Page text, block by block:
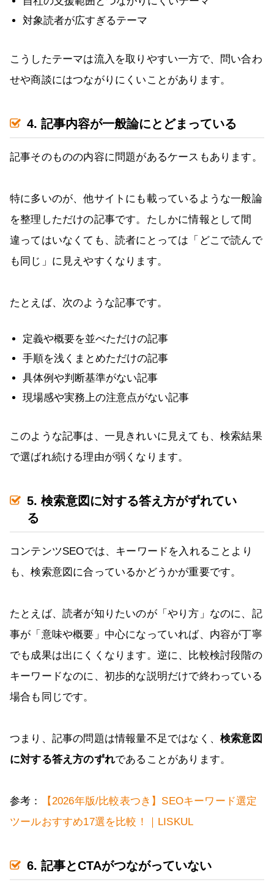
対象読者が広すぎるテーマ
こうしたテーマは流入を取りやすい一方で、問い合わ
せや商談にはつながりにくいことがあります。
4. 記事内容が一般論にとどまっている
記事そのものの内容に問題があるケースもあります。
特に多いのが、他サイトにも載っているような一般論
を整理しただけの記事です。たしかに情報として間
違ってはいなくても、読者にとっては「どこで読んで
も同じ」に見えやすくなります。
たとえば、次のような記事です。
定義や概要を並べただけの記事
手順を浅くまとめただけの記事
具体例や判断基準がない記事
現場感や実務上の注意点がない記事
このような記事は、一見きれいに見えても、検索結果
で選ばれ続ける理由が弱くなります。
5. 検索意図に対する答え方がずれてい
る
コンテンツSEOでは、キーワードを入れることより
も、検索意図に合っているかどうかが重要です。
たとえば、読者が知りたいのが「やり方」なのに、記
事が「意味や概要」中心になっていれば、内容が丁寧
でも成果は出にくくなります。逆に、比較検討段階の
キーワードなのに、初歩的な説明だけで終わっている
場合も同じです。
つまり、記事の問題は情報量不足ではなく、 検索意図
に対する答え方のずれであることがあります。
参考：
【2026年版/比較表つき】SEOキーワード選定
ツールおすすめ17選を比較！｜LISKUL
6. 記事とCTAがつながっていない